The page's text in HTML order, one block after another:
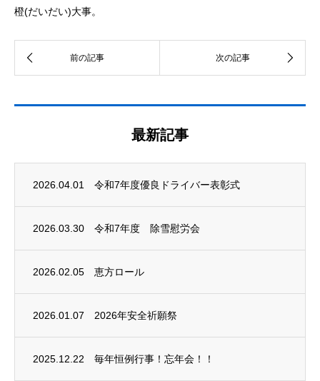
橙(だいだい)大事。
最新記事
2026.04.01 令和7年度優良ドライバー表彰式
2026.03.30 令和7年度 除雪慰労会
2026.02.05 恵方ロール
2026.01.07 2026年安全祈願祭
2025.12.22 毎年恒例行事！忘年会！！